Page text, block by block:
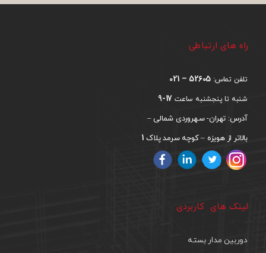
راه های ارتباطی
تلفن تماس: 52605 – 021
شنبه تا پنجشنبه ساعت 17-9
آدرس: تهران- سهروردی شمالی –
بالاتر از هویزه – کوچه سرمد پلاک 1
لینک های کاربردی
دوربین مدار بسته